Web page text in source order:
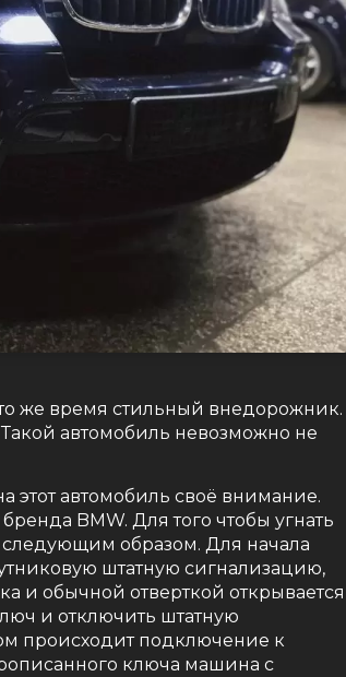
же время стильный внедорожник.
автомобиль невозможно не
этот автомобиль своё внимание.
BMW. Для того чтобы угнать
образом. Для начала
штатную сигнализацию,
и обычной отверткой открывается
и отключить штатную
происходит подключение к
ключа машина с